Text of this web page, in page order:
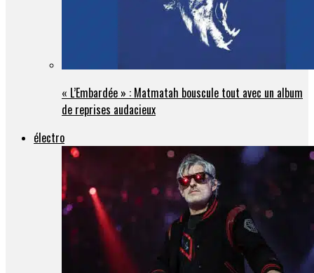
« L’Embardée » : Matmatah bouscule tout avec un album
de reprises audacieux
électro